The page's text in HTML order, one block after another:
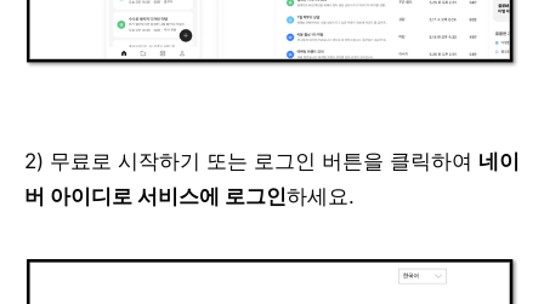
2) 무료로 시작하기 또는 로그인 버튼을 클릭하여 네이
버 아이디로 서비스에 로그인하세요.